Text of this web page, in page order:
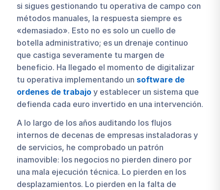
si sigues gestionando tu operativa de campo con
métodos manuales, la respuesta siempre es
«demasiado». Esto no es solo un cuello de
botella administrativo; es un drenaje continuo
que castiga severamente tu margen de
beneficio. Ha llegado el momento de digitalizar
tu operativa implementando un software de
ordenes de trabajoy establecer un sistema que
defienda cada euro invertido en una intervención.
A lo largo de los años auditando los flujos
internos de decenas de empresas instaladoras y
de servicios, he comprobado un patrón
inamovible: los negocios no pierden dinero por
una mala ejecución técnica. Lo pierden en los
desplazamientos. Lo pierden en la falta de